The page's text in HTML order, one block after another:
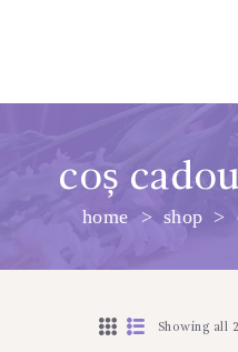
coș
home shop
PRINCIPALA
DESPRE NOI
Showing all